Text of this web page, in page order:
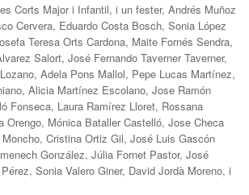
Corts Major i Infantil, i un fester, Andrés Muñoz
Cervera, Eduardo Costa Bosch, Sonia López
Teresa Orts Cardona, Maite Fornés Sendra,
Salort, José Fernando Taverner Taverner,
Adela Pons Mallol, Pepe Lucas Martínez,
Alicia Martínez Escolano, Jose Ramón
Fonseca, Laura Ramírez Lloret, Rossana
Mónica Bataller Castelló, Jose Checa
Cristina Ortiz Gil, José Luis Gascón
González, Júlia Fornet Pastor, José
Sonia Valero Giner, David Jordà Moreno, i